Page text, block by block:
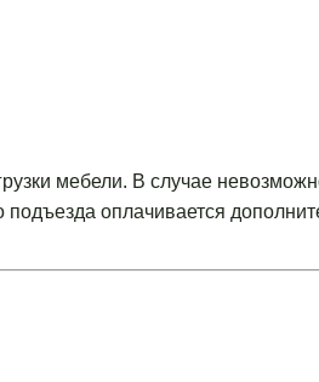
мебели. В случае
оплачивается